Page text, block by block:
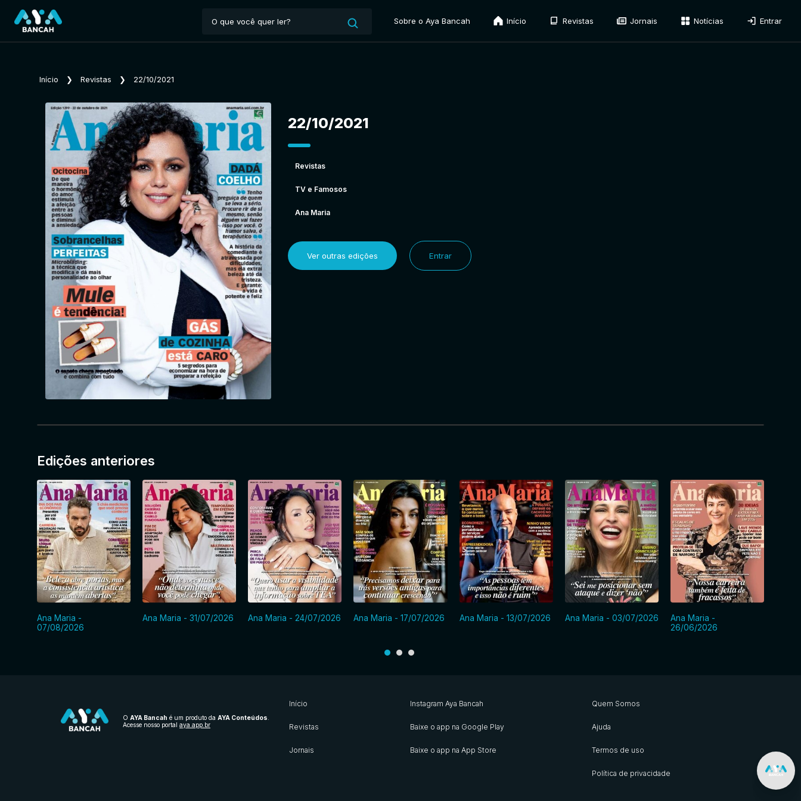
Sobre o Aya Bancah Início Revistas Jornais Notícias Entrar
Início ❯ Revistas ❯ 22/10/2021
22/10/2021
Revistas
TV e Famosos
Ana Maria
Ver outras edições Entrar
Edições anteriores
Ana Maria -
07/08/2026
Ana Maria - 31/07/2026 Ana Maria - 24/07/2026 Ana Maria - 17/07/2026 Ana Maria - 13/07/2026 Ana Maria - 03/07/2026
Ana Maria -
26/06/2026
O AYA Bancah é um produto da AYA Conteúdos
Acesse nosso portal aya.app.br
Início
Revistas
Jornais
Instagram Aya Bancah
Baixe o app na Google Play
Baixe o app na App Store
Quem Somos
Ajuda
Termos de uso
Política de privacidade